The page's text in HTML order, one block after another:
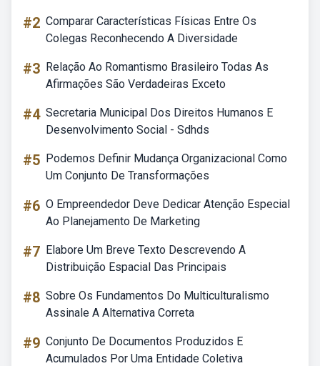
#2 Comparar Características Físicas Entre Os
Colegas Reconhecendo A Diversidade
#3 Relação Ao Romantismo Brasileiro Todas As
Afirmações São Verdadeiras Exceto
#4 Secretaria Municipal Dos Direitos Humanos E
Desenvolvimento Social - Sdhds
#5 Podemos Definir Mudança Organizacional Como
Um Conjunto De Transformações
#6 O Empreendedor Deve Dedicar Atenção Especial
Ao Planejamento De Marketing
#7 Elabore Um Breve Texto Descrevendo A
Distribuição Espacial Das Principais
#8 Sobre Os Fundamentos Do Multiculturalismo
Assinale A Alternativa Correta
#9 Conjunto De Documentos Produzidos E
Acumulados Por Uma Entidade Coletiva